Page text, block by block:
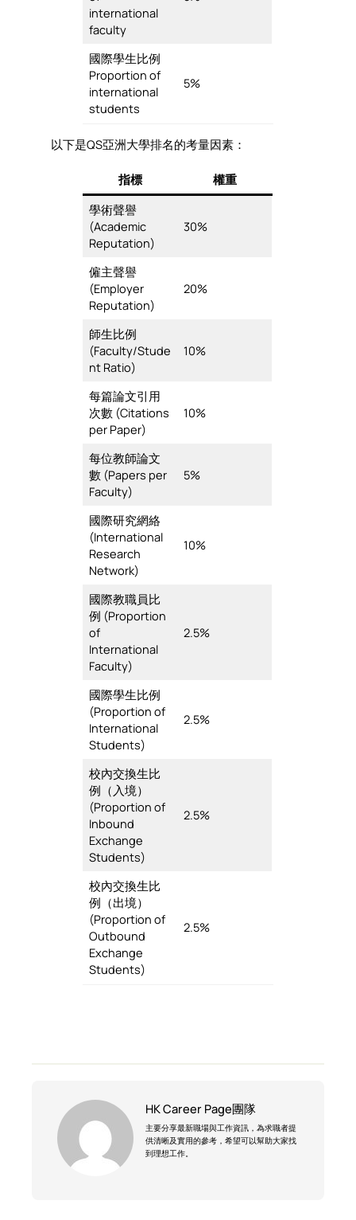
international
faculty
國際學生比例
Proportion of
international
students
5%
以下是QS亞洲大學排名的考量因素：
指標
權重
學術聲譽
(Academic
Reputation)
30%
僱主聲譽
(Employer
Reputation)
20%
師生比例
(Faculty/Stude
nt Ratio)
10%
每篇論文引用
次數 (Citations
per Paper)
10%
每位教師論文
數 (Papers per
Faculty)
5%
國際研究網絡
(International
Research
Network)
10%
國際教職員比
例 (Proportion
of
International
Faculty)
2.5%
國際學生比例
(Proportion of
International
Students)
2.5%
校內交換生比
例（入境）
(Proportion of
Inbound
Exchange
Students)
2.5%
校內交換生比
例（出境）
(Proportion of
Outbound
Exchange
Students)
2.5%
HK Career Page團隊
主要分享最新職場與工作資訊，為求職者提
供清晰及實用的參考，希望可以幫助大家找
到理想工作。